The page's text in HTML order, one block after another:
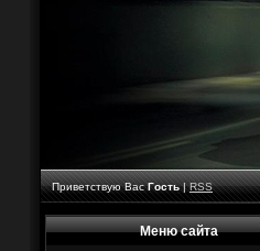
Приветствую Вас Гость|RSS
Меню сайта